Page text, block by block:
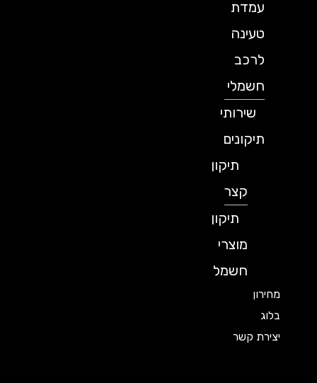
עמדת
טעינה
לרכב
חשמלי
שירותי
תיקונים
תיקון
תיקון
מוצרי
חשמל
מחירון
יצירת קשר